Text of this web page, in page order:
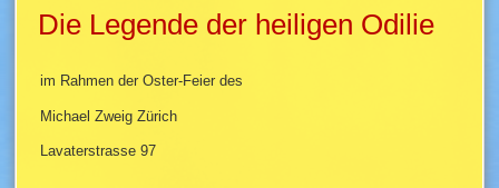
Die Legende der heiligen Odilie
im Rahmen der Oster-Feier des
Michael Zweig Zürich
Lavaterstrasse 97